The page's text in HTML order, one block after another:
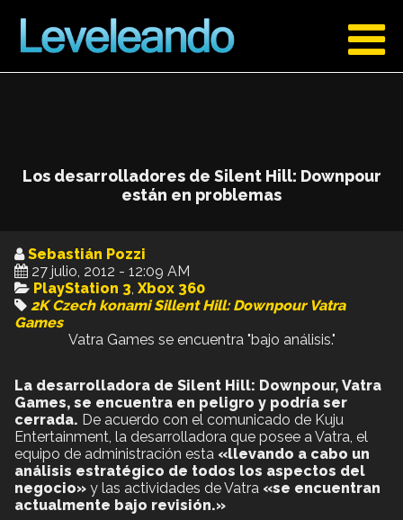
Los desarrolladores de Silent Hill: Downpour
están en problemas
Sebastián Pozzi
27 julio, 2012 - 12:09 AM
PlayStation 3 Xbox 360
2K Czech konami Sillent Hill: Downpour Vatra
Games
Vatra Games se encuentra "bajo análisis."
La desarrolladora de Silent Hill: Downpour, Vatra
Games, se encuentra en peligro y podría ser
cerrada. De acuerdo con el comunicado de Kuju
Entertainment, la desarrolladora que posee a Vatra, el
equipo de administración esta «llevando a cabo un
análisis estratégico de todos los aspectos del
negocio» y las actividades de Vatra «se encuentran
actualmente bajo revisión.»